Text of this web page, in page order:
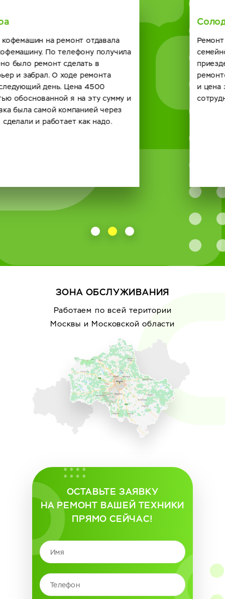
Ремонт нужен был кофейному автомату в нашем
семейном кафе. Созвонились с сервисным центром о
приезде мастера договорились. Справился он с
ремонтом на отлично и по времени быстро получилось
и цена за услугу вполне демократичная. Будем
сотрудничать и в будущем с вашей компанией. спасибо.
ЗОНА ОБСЛУЖИВАНИЯ
Работаем по всей територии
Москвы и Московской области
ОСТАВЬТЕ ЗАЯВКУ
НА РЕМОНТ ВАШЕЙ ТЕХНИКИ
ПРЯМО СЕЙЧАС!